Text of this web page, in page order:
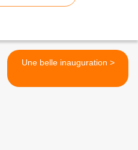
Une belle inauguration >